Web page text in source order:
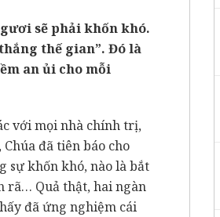
sẽ phải khốn khó.
thế gian”. Đó là
an ủi cho mỗi
với mọi nhà chính trị,
đã tiên báo cho
sự khốn khó, nào là bắt
rã… Quả thật, hai ngàn
đã ứng nghiệm cái